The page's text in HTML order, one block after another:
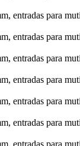
entradas para
entradas para
entradas para
entradas para
entradas para
entradas para